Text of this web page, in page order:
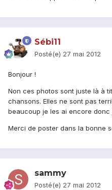
Sébi11
Posté(e) 27 mai 2012
Bonjour !
Non ces photos sont juste là à
chansons. Elles ne sont pas
beaucoup je les ai encore donc
Merci de poster dans la bonne
sammy
Posté(e) 27 mai 2012